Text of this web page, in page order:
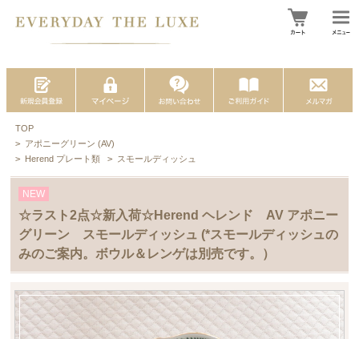
TOP
> アポニーグリーン (AV)
> Herend プレート類 > スモールディッシュ
NEW
☆ラスト2点☆新入荷☆Herend ヘレンド AV アポニー
グリーン スモールディッシュ (*スモールディッシュの
みのご案内。ボウル＆レンゲは別売です。）